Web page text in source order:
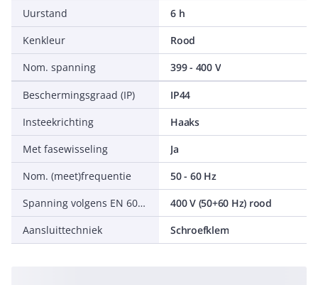
Uurstand
6 h
Kenkleur
Rood
Nom. spanning
399 - 400 V
Beschermingsgraad (IP)
IP44
Insteekrichting
Haaks
Met fasewisseling
Ja
Nom. (meet)frequentie
50 - 60 Hz
Spanning volgens EN 60309-2
400 V (50+60 Hz) rood
Aansluittechniek
Schroefklem